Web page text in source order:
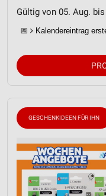
Gültig von 05. Aug.
📅 Kalendereintrag
GESCHENKIDEEN FÜR IHN